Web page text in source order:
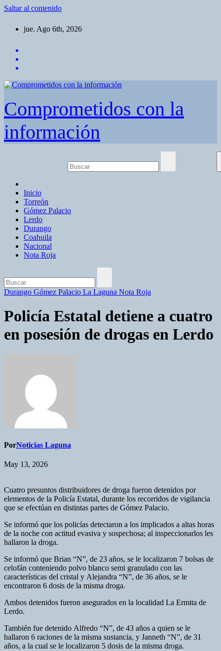
Saltar al contenido
jue. Ago 6th, 2026
Comprometidos con la
información
Inicio
Torreón
Gómez Palacio
Lerdo
Durango
Coahuila
Nacional
Nota Roja
Durango Gómez Palacio La Laguna Nota Roja
Policía Estatal detiene a cuatro
en posesión de drogas en Lerdo
PorNoticias Laguna
May 13, 2026
Cuatro presuntos distribuidores de droga fueron detenidos por
elementos de la Policía Estatal, durante los recorridos de vigilancia
que se efectúan en distintas partes de Gómez Palacio.
Se informó que los policías detectaron a los implicados a altas horas
de la noche con actitud evasiva y sospechosa; al inspeccionarlos les
hallaron la droga.
Se informó que Brian “N”, de 23 años, se le localizaron 7 bolsas de
celofán conteniendo polvo blanco semi granulado con las
características del cristal y Alejandra “N”, de 36 años, se le
encontraron 6 dosis de la misma droga.
Ambos detenidos fueron asegurados en la localidad La Ermita de
Lerdo.
También fue detenido Alfredo “N”, de 43 años a quien se le
hallaron 6 raciones de la misma sustancia, y Janneth “N”, de 31
años, a la cual se le localizaron 5 dosis de la misma droga.